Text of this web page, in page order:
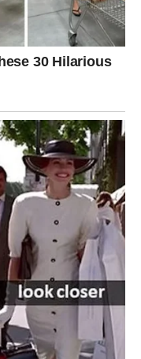
znati kada šutjeti i
U svijetu koji nas
misli, prava snaga
zadržati jezik za
osobnoj
odnosa i
profesionalni uspjeh i
možda je vrijeme da
za sebe. Ponekad je
što želite u životu.